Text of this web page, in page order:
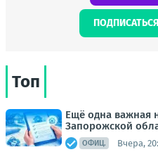
ПОДПИСАТЬСЯ
Топ
Ещё одна важная
Запорожской
ОФИЦ. Вчера,